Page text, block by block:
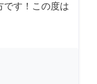
です！この度は